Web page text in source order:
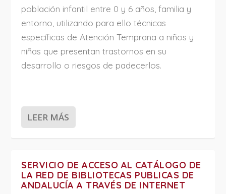
población infantil entre 0 y 6 años, familia y
entorno, utilizando para ello técnicas
específicas de Atención Temprana a niños y
niñas que presentan trastornos en su
desarrollo o riesgos de padecerlos.
LEER MÁS
SERVICIO DE ACCESO AL CATÁLOGO DE
LA RED DE BIBLIOTECAS PUBLICAS DE
ANDALUCÍA A TRAVÉS DE INTERNET